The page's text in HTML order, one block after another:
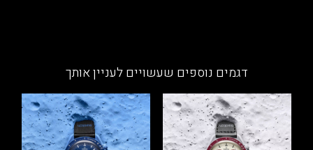
סוגים.
ניתן
לבחור
את
האפשרויות
סוגים.
ניתן
לבחור
את
האפשרויות
דגמים נוספים שעשויים לעניין אותך